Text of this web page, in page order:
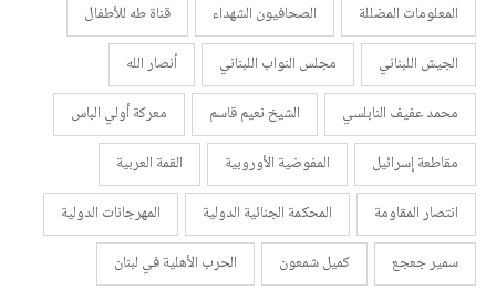
المعلومات المضللة
الصحافيون الشهداء
قناة طه للأطفال
الجيش اللبناني
مجلس النواب اللبناني
أنصار الله
محمد عفيف النابلسي
الشيخ نعيم قاسم
معركة أولي الباس
مقاطعة إسرائيل
المفوضية الأوروبية
القمة العربية
انتصار المقاومة
المحكمة الجنائية الدولية
المهرجانات الدولية
سمير جعجع
كميل شمعون
الحرب الأهلية في لبنان